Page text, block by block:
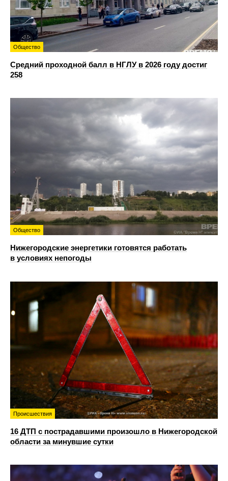
Общество
Средний проходной балл в НГЛУ в 2026 году достиг
258
Общество
Нижегородские энергетики готовятся работать
в условиях непогоды
Происшествия
16 ДТП с пострадавшими произошло в Нижегородской
области за минувшие сутки